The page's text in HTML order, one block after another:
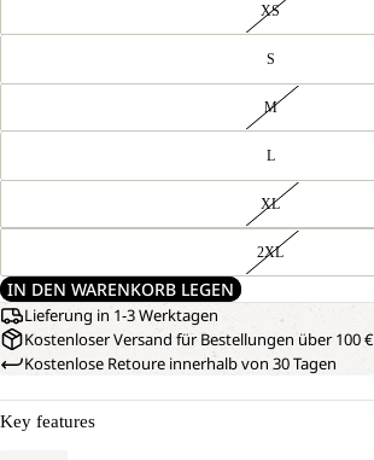
XS
S
M
L
XL
2XL
IN DEN WARENKORB LEGEN
Lieferung in 1-3 Werktagen
Kostenloser Versand für Bestellungen über 100 €
Kostenlose Retoure innerhalb von 30 Tagen
Key features